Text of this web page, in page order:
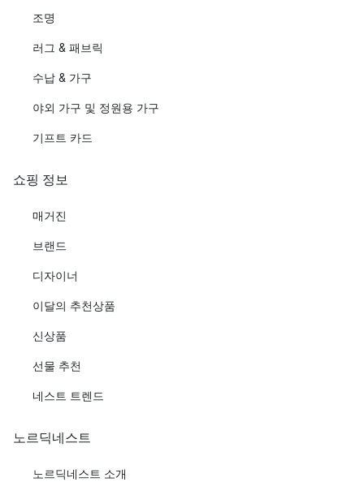
조명
러그 & 패브릭
수납 & 가구
야외 가구 및 정원용 가구
기프트 카드
쇼핑 정보
매거진
브랜드
디자이너
이달의 추천상품
신상품
선물 추천
네스트 트렌드
노르딕네스트
노르딕네스트 소개